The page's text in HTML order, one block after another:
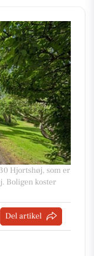
Hjortshøj, som er
Boligen koster
Del artikel